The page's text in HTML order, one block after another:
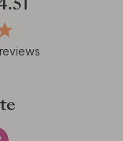
reviews